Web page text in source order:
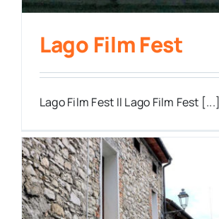
Lago Film Fest
Lago Film Fest Il Lago Film Fest [...]